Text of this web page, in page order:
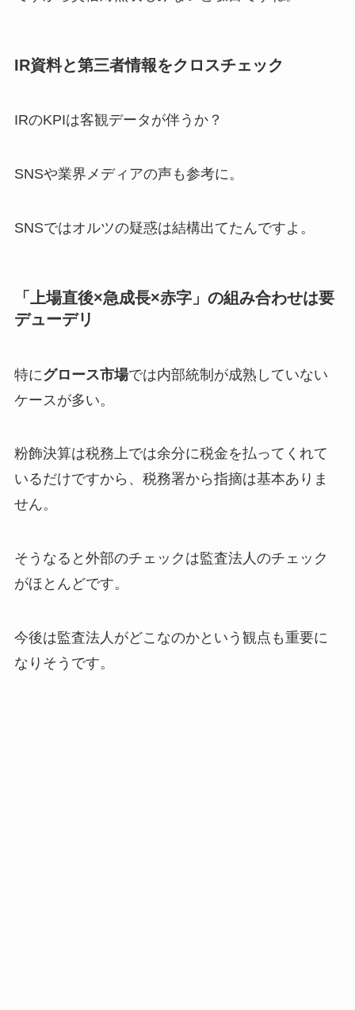
IR資料と第三者情報をクロスチェック
IRのKPIは客観データが伴うか？
SNSや業界メディアの声も参考に。
SNSではオルツの疑惑は結構出てたんですよ。
「上場直後×急成長×赤字」の組み合わせは要
デューデリ
特にグロース市場では内部統制が成熟していない
ケースが多い。
粉飾決算は税務上では余分に税金を払ってくれて
いるだけですから、税務署から指摘は基本ありま
せん。
そうなると外部のチェックは監査法人のチェック
がほとんどです。
今後は監査法人がどこなのかという観点も重要に
なりそうです。